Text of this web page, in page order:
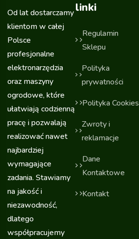
Od lat dostarczamy
klientom w całej
Polsce
profesjonalne
elektronarzędzia
oraz maszyny
ogrodowe, które
ułatwiają codzienną
pracę i pozwalają
realizować nawet
najbardziej
wymagające
zadania. Stawiamy
na jakość i
niezawodność,
dlatego
współpracujemy
linki
Regulamin
Sklepu
Polityka
prywatności
Polityka Cookies
Zwroty i
reklamacje
Dane
Kontaktowe
Kontakt